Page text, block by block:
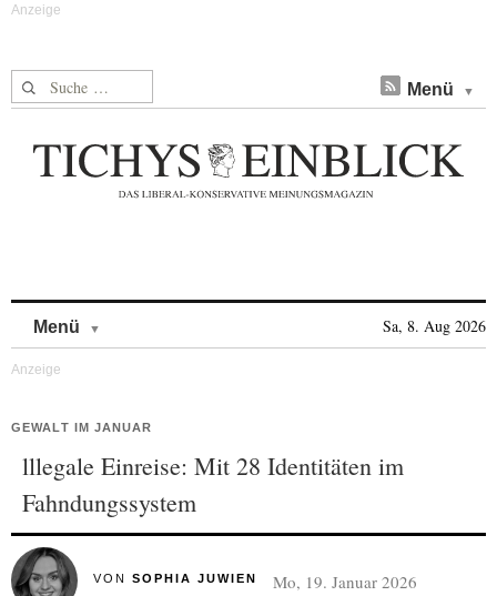
Suche nach: Menü
Menü Sa, 8. Aug 2026
GEWALT IM JANUAR
lllegale Einreise: Mit 28 Identitäten im
Fahndungssystem
VON SOPHIA JUWIEN Mo, 19. Januar 2026